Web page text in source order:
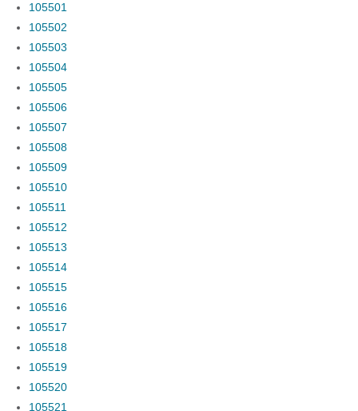
105501
105502
105503
105504
105505
105506
105507
105508
105509
105510
105511
105512
105513
105514
105515
105516
105517
105518
105519
105520
105521